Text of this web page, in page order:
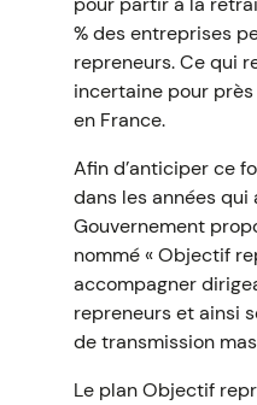
% des entreprises
repreneurs. Ce qui
incertaine pour
en France.
Afin d’anticiper ce
dans les années qui
Gouvernement
nommé « Objectif
accompagner
repreneurs et ainsi
de transmission
Le plan Objectif